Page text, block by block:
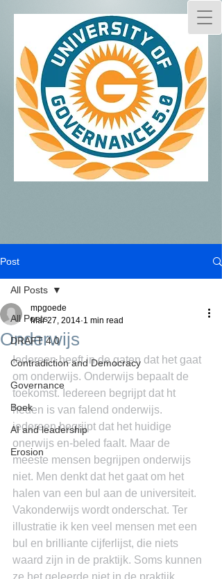
Post
All Posts
DRAFT 4.0
Contradiction and Democracy
Governance
Boek
AI and leadership
Erosion
All Posts
Onderwijs
mpgoede
Mar 27, 2014 1 min read
Iedereen heeft in de gaten dat het gaat
om onderwijs. Onderwijs bepaalt de
toekomst. Iedereen begrijpt dat ht
heden is van falend onderwijs.
iedereen begrijpt dat het huidige
onerwijs en-beled faalt. Maar de
meeste mensen begrijpen onderwijs
niet. Men denkt dat het gaat om het
halen van een bul aan de universiteit.
Vakonderwijs wordt onderschat. Ter
illustratie ik ken veel mensen met een
bul en brilliante cijferlijst, die niets
waard zijn in de praktijk. Soms kunnen
ze het geleerde niet in de praktijk